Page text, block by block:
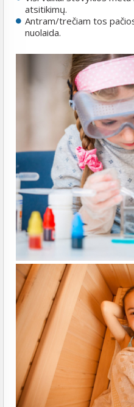
atsitikimų.
Antram/trečiam tos
nuolaida.